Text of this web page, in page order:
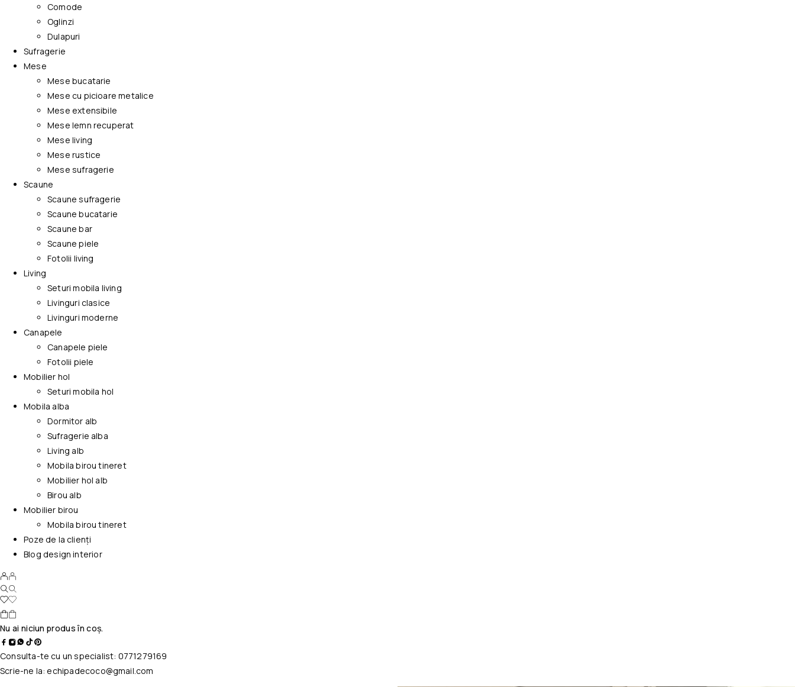
Comode
Oglinzi
Dulapuri
Sufragerie
Mese
Mese bucatarie
Mese cu picioare metalice
Mese extensibile
Mese lemn recuperat
Mese living
Mese rustice
Mese sufragerie
Scaune
Scaune sufragerie
Scaune bucatarie
Scaune bar
Scaune piele
Fotolii living
Living
Seturi mobila living
Livinguri clasice
Livinguri moderne
Canapele
Canapele piele
Fotolii piele
Mobilier hol
Seturi mobila hol
Mobila alba
Dormitor alb
Sufragerie alba
Living alb
Mobila birou tineret
Mobilier hol alb
Birou alb
Mobilier birou
Mobila birou tineret
Poze de la clienți
Blog design interior
Nu ai niciun produs în coș.
Consulta-te cu un specialist: 0771279169
Scrie-ne la:echipadecoco@gmail.com